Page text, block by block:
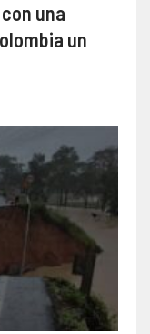
una
un